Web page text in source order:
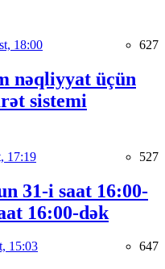
18:00 627
nəqliyyat üçün
sistemi
17:19 527
31-i saat 16:00-
16:00-dək
15:03 647